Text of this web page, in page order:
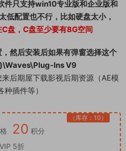
件只支持win10专业版和企业版和
低配置也不行，比如硬盘太小，
盘，C盘至少要有8G空间
然后安装后如果有弹窗选择这个
Ins V9
后期屋下载影视后期资源（AE模
插件等）
20 积分
（库存：10）
VIP 5折